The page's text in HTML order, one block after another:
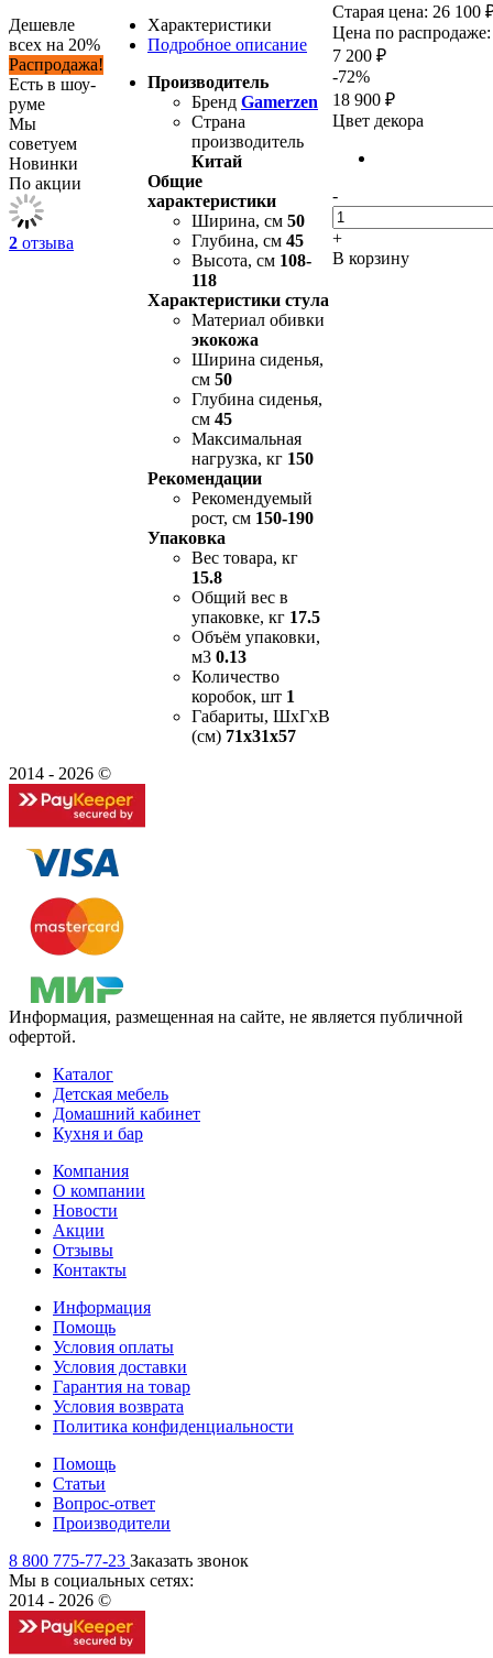
Дешевле
всех на 20%
Распродажа!
Есть в шоу-
руме
Мы
советуем
Новинки
По акции
2 отзыва
Характеристики
Подробное описание
Производитель
Бренд Gamerzen
Страна
производитель
Китай
Общие
характеристики
Ширина, см 50
Глубина, см 45
Высота, см 108-
118
Характеристики стула
Материал обивки
экокожа
Ширина сиденья,
см 50
Глубина сиденья,
см 45
Максимальная
нагрузка, кг 150
Рекомендации
Рекомендуемый
рост, см 150-190
Упаковка
Вес товара, кг
15.8
Общий вес в
упаковке, кг 17.5
Объём упаковки,
м3 0.13
Количество
коробок, шт 1
Габариты, ШxГxВ
(см) 71x31x57
Старая цена: 26 100
Цена по распродаже:
7 200 ₽
-72%
18 900 ₽
Цвет декора
-
+
В корзину
2014 - 2026 ©
Информация, размещенная на сайте, не является публичной
офертой.
Каталог
Детская мебель
Домашний кабинет
Кухня и бар
Компания
О компании
Новости
Акции
Отзывы
Контакты
Информация
Помощь
Условия оплаты
Условия доставки
Гарантия на товар
Условия возврата
Политика конфиденциальности
Помощь
Статьи
Вопрос-ответ
Производители
8 800 775-77-23 Заказать звонок
Мы в социальных сетях:
2014 - 2026 ©